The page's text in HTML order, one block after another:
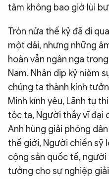
tâm không bao giờ lùi
Tròn nửa thế kỷ đã đi
một dải, nhưng những
hoàn vẫn ngân nga
Nam. Nhân dịp kỷ niệm
chúng ta thành kính
Minh kính yêu, Lãnh tụ
tộc ta, Người thầy vĩ đại
Anh hùng giải phóng
thế giới, Người chiến sỹ
cộng sản quốc tế,
tưởng cho sự nghiệp